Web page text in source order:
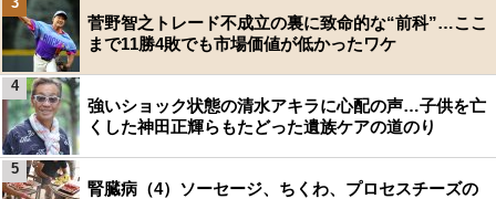
菅野智之トレード不成立の裏に致命的な“前科”…ここ
まで11勝4敗でも市場価値が低かったワケ
強いショック状態の清水アキラに心配の声…子供を亡
くした神田正輝らもたどった遺族ケアの道のり
4
腎臓病（4）ソーセージ、ちくわ、プロセスチーズの
5